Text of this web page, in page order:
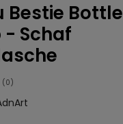
Bestie Bottle
- Schaf
(0)